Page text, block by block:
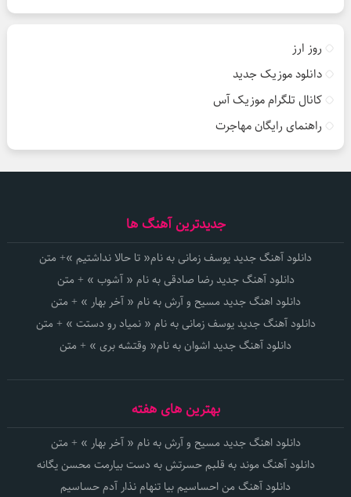
روز ارز
دانلود موزیک جدید
کانال تلگرام موزیک آس
راهنمای رایگان مهاجرت
جدیدترین آهنگ ها
دانلود آهنگ جدید یوسف زمانی به نام« تا حالا نداشتیم »+ متن
دانلود آهنگ جدید رضا صادقی به نام « آشوب » + متن
دانلود اهنگ جدید مسیح و آرش به نام « آخر بهار » + متن
دانلود آهنگ جدید یوسف زمانی به نام « نمیاد رو دستت » + متن
دانلود آهنگ جدید اشوان به نام« وقتشه بری » + متن
بهترین های هفته
دانلود اهنگ جدید مسیح و آرش به نام « آخر بهار » + متن
دانلود آهنگ موند به قلبم حسرتش به دست بیارمت محسن یگانه
دانلود آهنگ من احساسیم بیا تنهام نذار آدم حساسیم